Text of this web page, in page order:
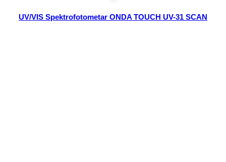
UV/VIS Spektrofotometar ONDA TOUCH UV-31 SCAN